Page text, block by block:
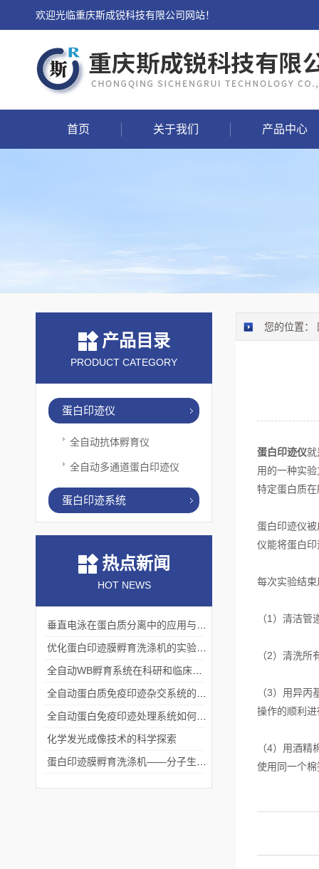
欢迎光临重庆斯成锐科技有限公司网站！
首页 关于我们 产品中心
产品目录
PRODUCT CATEGORY
蛋白印迹仪
全自动抗体孵育仪
全自动多通道蛋白印迹仪
蛋白印迹系统
热点新闻
HOT NEWS
化学发光成像技术的科学探索
您的位置：
蛋白印迹仪就
用的一种实
特定蛋白质
蛋白印迹仪
仪能将蛋白
每次实验结
（1）清洁
（2）清洗
（3）用异
操作的顺利进
（4）用酒
使用同一个